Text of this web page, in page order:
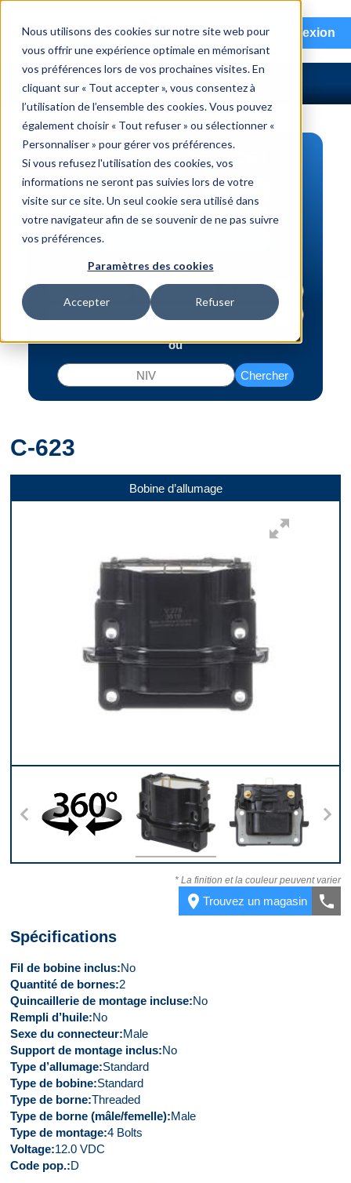
Nous utilisons des cookies sur notre site web pour
vous offrir une expérience optimale en mémorisant
vos préférences lors de vos prochaines visites. En
cliquant sur « Tout accepter », vous consentez à
l’utilisation de l’ensemble des cookies. Vous pouvez
également choisir « Tout refuser » ou sélectionner «
Personnaliser » pour gérer vos préférences.
Si vous refusez l'utilisation des cookies, vos
informations ne seront pas suivies lors de votre
visite sur ce site. Un seul cookie sera utilisé dans
votre navigateur afin de se souvenir de ne pas suivre
vos préférences.
Paramètres des cookies
Accepter Refuser
menu Connexion
RECHERCHE DE PIÈCES
Véhicule | NIV
Numéro de pièce | interchange
ou
Chercher
C-623
Bobine d’allumage
Dessus Derrière
* La finition et la couleur peuvent varier
place Trouvez un magasin call
Spécifications
Fil de bobine inclus No
Quantité de bornes 2
Quincaillerie de montage incluse No
Rempli d’huile No
Sexe du connecteur Male
Support de montage inclus No
Type d’allumage Standard
Type de bobine Standard
Type de borne Threaded
Type de borne (mâle/femelle) Male
Type de montage 4 Bolts
Voltage 12.0 VDC
Code pop. D